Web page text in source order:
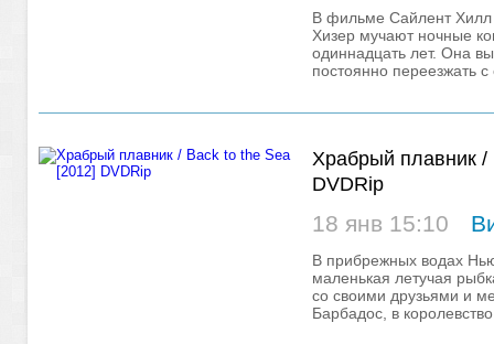
В фильме Сайлент Хилл
Хизер мучают ночные
одиннадцать лет. Она
постоянно переезжать
Храбрый плавник /
DVDRip
18 янв 15:10
В прибрежных водах
маленькая летучая
со своими друзьями и
Барбадос, в